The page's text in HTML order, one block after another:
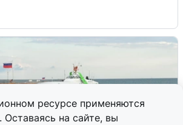
ресурсе применяются
на сайте, вы